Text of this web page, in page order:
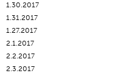
1.30.2017
1.31.2017
1.27.2017
2.1.2017
2.2.2017
2.3.2017